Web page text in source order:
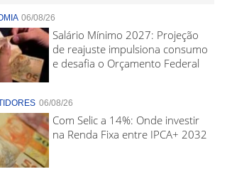
06/08/26
Salário Mínimo 2027: Projeção
de reajuste impulsiona consumo
e desafia o Orçamento Federal
06/08/26
Com Selic a 14%: Onde investir
na Renda Fixa entre IPCA+ 2032